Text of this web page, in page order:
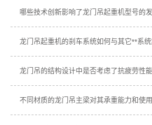
哪些技术创新影响了龙门吊起重机型号的
龙门吊起重机的刹车系统如何与其它**系
龙门吊的结构设计中是否考虑了抗疲劳性
不同材质的龙门吊主梁对其承重能力和使